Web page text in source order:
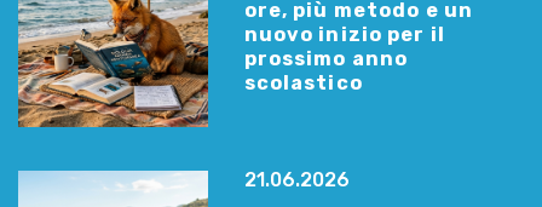
ore, più metodo e un
nuovo inizio per il
prossimo anno
scolastico
21.06.2026